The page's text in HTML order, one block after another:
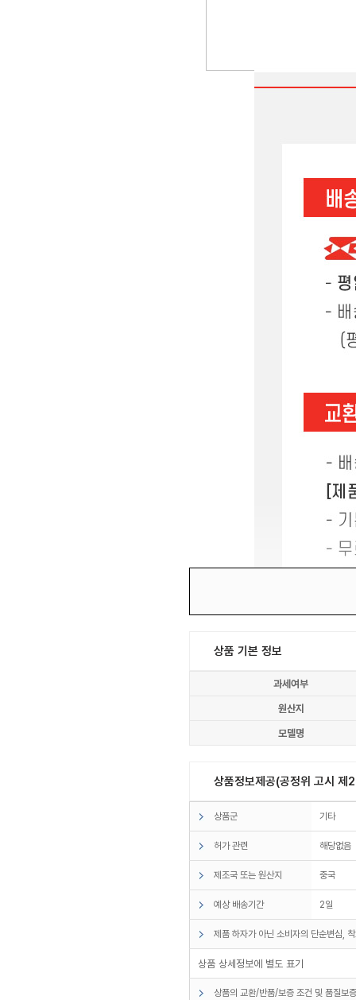
상품 기본 정보
과세여부
원산지
모델명
상품정보제공(공정위 고시
상품군 기타
허가 관련 해당없음
제조국 또는 원산지 중국
예상 배송기간 2일
제품 하자가 아닌 소비자의 단순변심,
상품 상세정보에 별도 표기
상품의 교환/반품/보증 조건 및 품질보